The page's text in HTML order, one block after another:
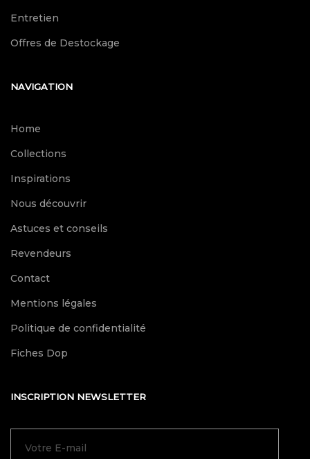
Entretien
Offres de Destockage
NAVIGATION
Home
Collections
Inspirations
Nous découvrir
Astuces et conseils
Revendeurs
Contact
Mentions légales
Politique de confidentialité
Fiches Dop
INSCRIPTION NEWSLETTER